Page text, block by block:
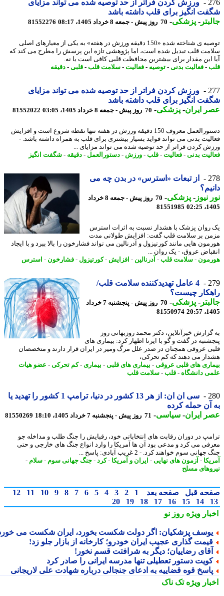
ورزش کردن فراتر از حد توصیه شده می تواند مزایای
انگیز برای قلب داشته باشد
-پزشکی-70 روز پیش - جمعه 8 خرداد 1405، 08:17 81552276
توصیه ی شناخته شده «150 دقیقه ورزش در هفته» به یکی از معیارهای اصلی
قلب تبدیل شده است، اما پژوهشی تازه این پرسش را مطرح می کند که
این مقدار برای بیشترین محافظت قلبی کافی است یا نه.
-فعالیت بدنی-توصیه-فعالیت-سلامت قلب -قلبی-دقیقه
ورزش کردن فراتر از حد توصیه شده می تواند مزایای
انگیز برای قلب داشته باشد
ایران- پزشکی-70 روز پیش - جمعه 8 خرداد 1405، 03:05 81552022
دستورالعمل معروف 150 دقیقه ورزش در هفته تنها نقطه شروع است و افزایش
بدنی می تواند فواید بسیار بیشتری برای قلب به همراه داشته باشد. -
کردن فراتر از حد توصیه شده می تواند مزایای ...
بدنی-فعالیت-قلب -ورزش -دستورالعمل-دقیقه-شگفت انگیز
از تبعات «استرس» در بدن چه می
نیوز-پزشکی-
70 روز پیش - جمعه 8 خرداد
81551985
پزشک با هشدار نسبت به اثرات استرس
بر سلامت قلب گفت: افزایش طولانی مدت
هایی مانند کورتیزول و آدرنالین می تواند فشارخون را بالا ببرد و با ایجاد
عروق، - یک روان ...
-سلامت قلب -آدرنالین-افزایش -کورتیزول-فشارخون-استرس
4 عامل تهدیدکننده سلامت قلب/
چیست؟
-پزشکی-
70 روز پیش - پنجشنبه 7 خرداد
81550974
خبرآنلاین، دکتر محمد روزبهانی روز
در گفت و گو با ایرنا اظهار کرد: بیماری های
عروقی همچنان در صدر علل مرگ ومیر در ایران قرار دارند و متخصصان
می دهند که کم تحرکی،
های قلبی عروقی -بیماری های قلبی-بیماری- کم تحرکی-عضو هیات
دانشگاه-قلب -سلامت قلب
سی ان ان: از هر 13 کشور در دنیا، ترامپ 1 کشور را تهدید یا
آن حمله کرده
ایران- سیاسی-71 روز پیش - پنجشنبه 7 خرداد 1405، 18:10 81550269
در دوران رقابت های انتخاباتی خود، رقبایش را جنگ طلب و مداخله جو
می کرد و مدعی بود آن ها آمریکا را وارد انواع جنگ های خارجی و حتی
سوم خواهند کرد. - 2 غریب آبادی: پاسخ ...
- آزمون های نهایی-ایران و آمریکا- کرد-جنگ جهانی سوم-سلام-
مسلح
قبل صفحه بعد 1
2
3
4
5
6
7
8
9
10
11
12
14
15
16
17
18
19
20
ویژهروز نو
پزشکیان: اگر دولت شکست بخورد، ایران شکست می خورد
گذاری عجیب ایران خودرو؛ کارخانه از بازار جلو زد!
رضاییان؛ دیگر به شرافتت قسم نخور!
دستور تعطیلی تنها مدرسه ایرانی را صادر کرد
قوه قضاییه به ادعای جنجالی درباره شهادت علی لاریجانی
ویژهتک ناک